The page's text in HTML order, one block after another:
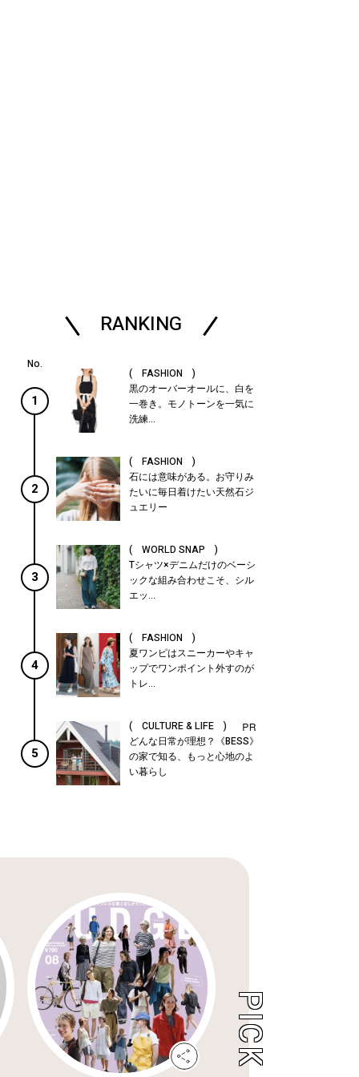
RANKING
1
( FASHION )
黒のオーバーオールに、白を
一巻き。モノトーンを一気に
洗練...
2
( FASHION )
石には意味がある。お守りみ
たいに毎日着けたい天然石ジ
ュエリー
3
( WORLD SNAP )
Tシャツ×デニムだけのベーシ
ックな組み合わせこそ、シル
エッ...
4
( FASHION )
夏ワンピはスニーカーやキャ
ップでワンポイント外すのが
トレ...
5
( CULTURE & LIFE )
どんな日常が理想？《BESS》
の家で知る、もっと心地のよ
い暮らし